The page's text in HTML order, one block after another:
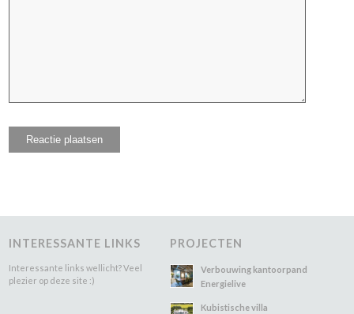
INTERESSANTE LINKS
Interessante links wellicht? Veel
plezier op deze site :)
PROJECTEN
Verbouwing kantoorpand
Energielive
Kubistische villa